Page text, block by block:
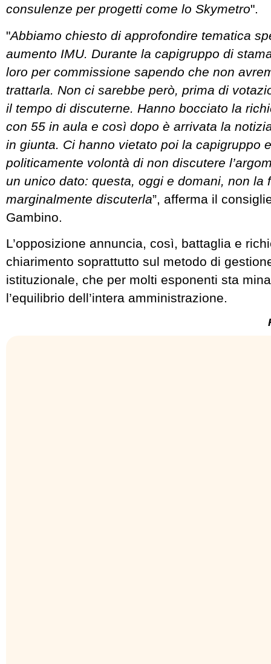
consulenze per progetti come lo Skymetro".
"Abbiamo chiesto di approfondire tematica
aumento IMU. Durante la capigruppo di
loro per commissione sapendo che non
trattarla. Non ci sarebbe però, prima di
il tempo di discuterne. Hanno bocciato la
con 55 in aula e così dopo è arrivata la
in giunta. Ci hanno vietato poi la capigruppo
politicamente volontà di non discutere
un unico dato: questa, oggi e domani, non la
marginalmente discuterla”, afferma il
Gambino.
L’opposizione annuncia, così, battaglia e
chiarimento soprattutto sul metodo di
istituzionale, che per molti esponenti sta
l’equilibrio dell’intera amministrazione.